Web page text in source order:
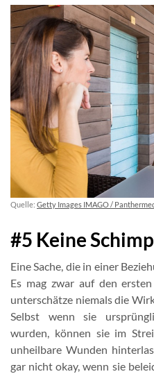
Quelle: Getty Images IMAGO /
#5 Keine
Eine Sache, die in einer
Es mag zwar auf den
unterschätze niemals die
Selbst wenn sie
wurden, können sie im
unheilbare Wunden
gar nicht okay, wenn sie